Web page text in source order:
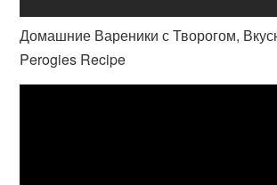
Домашние Вареники с Творогом,
Perogies Recipe